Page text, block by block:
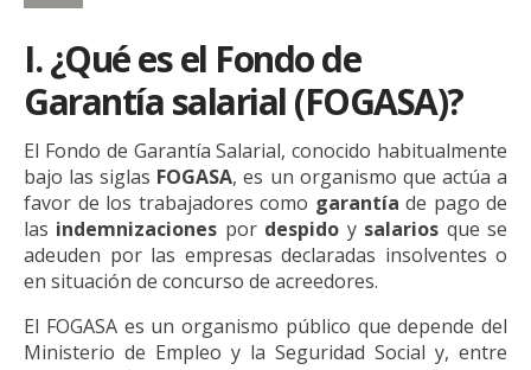
I. ¿Qué es el Fondo de
Garantía salarial (FOGASA)?
El Fondo de Garantía Salarial, conocido habitualmente
bajo las siglas FOGASA, es un organismo que actúa a
favor de los trabajadores como garantía de pago de
las indemnizaciones por despido y salarios que se
adeuden por las empresas declaradas insolventes o
en situación de concurso de acreedores.
El FOGASA es un organismo público que depende del
Ministerio de Empleo y la Seguridad Social y, entre